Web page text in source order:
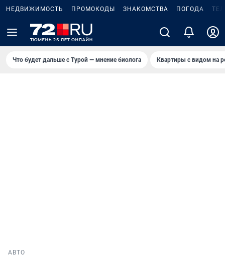
НЕДВИЖИМОСТЬ ПРОМОКОДЫ ЗНАКОМСТВА ПОГОДА
Что будет дальше с Турой — мнение биолога Квартиры с видом на
АВТО